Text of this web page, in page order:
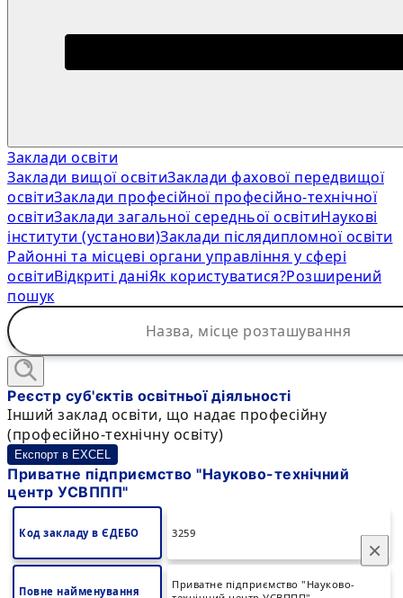
Заклади освіти
Заклади вищої освітиЗаклади фахової передвищої
освітиЗаклади професійної професійно-технічної
освітиЗаклади загальної середньої освітиНаукові
інститути (установи)Заклади післядипломної освіти
Районні та місцеві органи управління у сфері
освітиВідкриті даніЯк користуватися?Розширений
пошук
×
Реєстр суб'єктів освітньої діяльності
Інший заклад освіти, що надає професійну
(професійно-технічну освіту)
Експорт в EXCEL
Приватне підприємство "Науково-технічний
центр УСВППП"
Код закладу в ЄДЕБО 3259
Повне найменування
Приватне підприємство "Науково-